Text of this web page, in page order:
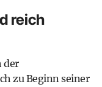
reich
der
zu Beginn seiner